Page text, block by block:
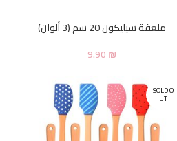
ملعقة سيليكون 20 سم (3 ألوان)
9.90₪
SOLD O
UT